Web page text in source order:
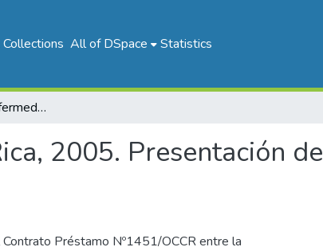
All of DSpace Statistics
Estudio carga de enfermedad Costa Rica, 2005. Presentación de resultados.
2005. Presentación de
Préstamo Nº1451/OCCR entre la